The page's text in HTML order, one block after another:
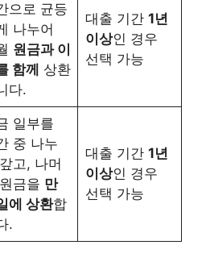
으로 균등
나누어
원금과 이
함께
상환
다.
대출 기간 1년
이상인 경우
선택 가능
일부를
중 나누
고, 나머
금을 만
에 상환합
.
대출 기간 1년
이상인 경우
선택 가능